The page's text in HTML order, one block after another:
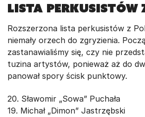
Lista perkusistów
Rozszerzona lista perkusistów z
niemały orzech do zgryzienia.
zastanawialiśmy się, czy nie
tuzina artystów, ponieważ aż do
panował spory ścisk punktowy.
20. Sławomir „Sowa” Puchała
19. Michał „Dimon” Jastrzębski